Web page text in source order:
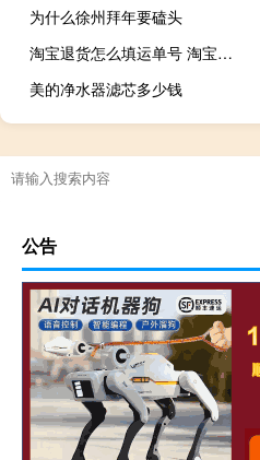
为什么徐州拜年要磕头
淘宝退货怎么填运单号 淘宝退货怎么寄回去
美的净水器滤芯多少钱
公告